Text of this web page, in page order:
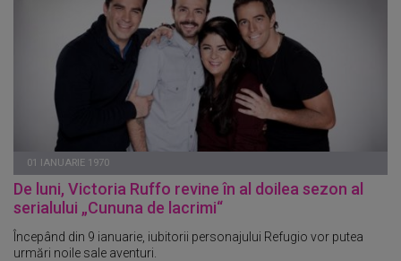
01 IANUARIE 1970
De luni, Victoria Ruffo revine în al doilea sezon al
serialului „Cununa de lacrimi“
Începând din 9 ianuarie, iubitorii personajului Refugio vor putea
urmări noile sale aventuri.